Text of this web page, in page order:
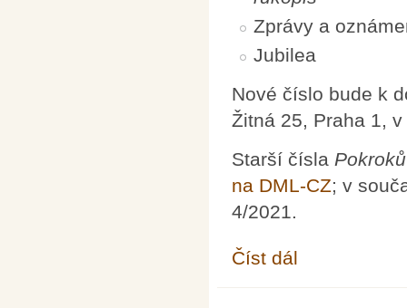
Zprávy a
Jubilea
Nové číslo bude k
Žitná 25, Praha 1,
Starší čísla
na DML-CZ; v
4/2021.
Číst dál